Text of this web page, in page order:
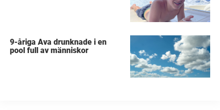
9-åriga Ava drunknade i en
pool full av människor